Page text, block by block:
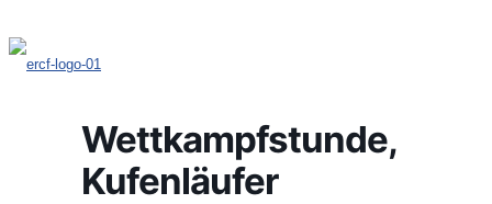
Wettkampfstunde,
Kufenläufer